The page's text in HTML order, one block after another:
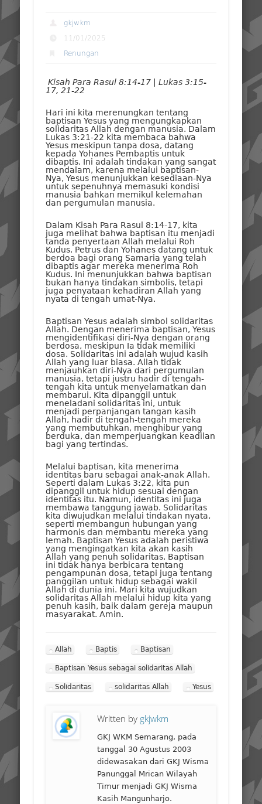
gkjwkm
11/01/2025
Renungan
Kisah Para Rasul 8:14-17 |Lukas 3:15-
17, 21-22
Hari ini kita merenungkan tentang
baptisan Yesus yang mengungkapkan
solidaritas Allah dengan manusia. Dalam
Lukas 3:21-22 kita membaca bahwa
Yesus meskipun tanpa dosa, datang
kepada Yohanes Pembaptis untuk
dibaptis. Ini adalah tindakan yang sangat
mendalam, karena melalui baptisan-
Nya, Yesus menunjukkan kesediaan-Nya
untuk sepenuhnya memasuki kondisi
manusia bahkan memikul kelemahan
dan pergumulan manusia.
Dalam Kisah Para Rasul 8:14-17, kita
juga melihat bahwa baptisan itu menjadi
tanda penyertaan Allah melalui Roh
Kudus. Petrus dan Yohanes datang untuk
berdoa bagi orang Samaria yang telah
dibaptis agar mereka menerima Roh
Kudus. Ini menunjukkan bahwa baptisan
bukan hanya tindakan simbolis, tetapi
juga penyataan kehadiran Allah yang
nyata di tengah umat-Nya.
Baptisan Yesus adalah simbol solidaritas
Allah. Dengan menerima baptisan, Yesus
mengidentifikasi diri-Nya dengan orang
berdosa, meskipun Ia tidak memiliki
dosa. Solidaritas ini adalah wujud kasih
Allah yang luar biasa. Allah tidak
menjauhkan diri-Nya dari pergumulan
manusia, tetapi justru hadir di tengah-
tengah kita untuk menyelamatkan dan
membarui. Kita dipanggil untuk
meneladani solidaritas ini, untuk
menjadi perpanjangan tangan kasih
Allah, hadir di tengah-tengah mereka
yang membutuhkan, menghibur yang
berduka, dan memperjuangkan keadilan
bagi yang tertindas.
Melalui baptisan, kita menerima
identitas baru sebagai anak-anak Allah.
Seperti dalam Lukas 3:22, kita pun
dipanggil untuk hidup sesuai dengan
identitas itu. Namun, identitas ini juga
membawa tanggung jawab. Solidaritas
kita diwujudkan melalui tindakan nyata,
seperti membangun hubungan yang
harmonis dan membantu mereka yang
lemah. Baptisan Yesus adalah peristiwa
yang mengingatkan kita akan kasih
Allah yang penuh solidaritas. Baptisan
ini tidak hanya berbicara tentang
pengampunan dosa, tetapi juga tentang
panggilan untuk hidup sebagai wakil
Allah di dunia ini. Mari kita wujudkan
solidaritas Allah melalui hidup kita yang
penuh kasih, baik dalam gereja maupun
masyarakat. Amin.
Allah Baptis Baptisan
Baptisan Yesus sebagai solidaritas Allah
Solidaritas solidaritas Allah Yesus
Written by gkjwkm
GKJ WKM Semarang, pada
tanggal 30 Agustus 2003
didewasakan dari GKJ Wisma
Panunggal Mrican Wilayah
Timur menjadi GKJ Wisma
Kasih Mangunharjo.